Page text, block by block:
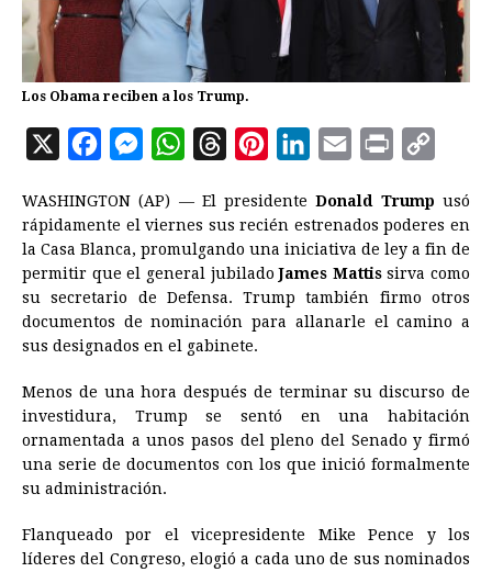
Los Obama reciben a los Trump.
X
c
e
b
o
o
M
s
s
e
n
g
r
W
a
t
s
A
p
r
e
a
d
s
n
t
e
r
t
n
k
e
d
a
i
l
i
n
t
p
y
L
i
WASHINGTON (AP) — El presidenteDonald Trump usó
rápidamente el viernes sus recién estrenados poderes en
la Casa Blanca, promulgando una iniciativa de ley a fin de
permitir que el general jubiladoJames Mattissirva como
su secretario de Defensa. Trump también firmo otros
documentos de nominación para allanarle el camino a
sus designados en el gabinete.
Menos de una hora después de terminar su discurso de
investidura, Trump se sentó en una habitación
ornamentada a unos pasos del pleno del Senado y firmó
una serie de documentos con los que inició formalmente
su administración.
Flanqueado por el vicepresidente Mike Pence y los
líderes del Congreso, elogió a cada uno de sus nominados